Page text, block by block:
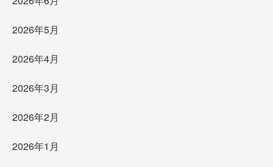
2026年5月
2026年4月
2026年3月
2026年2月
2026年1月